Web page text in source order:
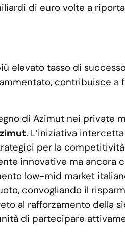
di euro volte a
elevato tasso di
contribuisce
di Azimut nei private
. L’iniziativa
per la
innovative ma ancora
low-mid market
convogliando il
al rafforzamento della
di partecipare